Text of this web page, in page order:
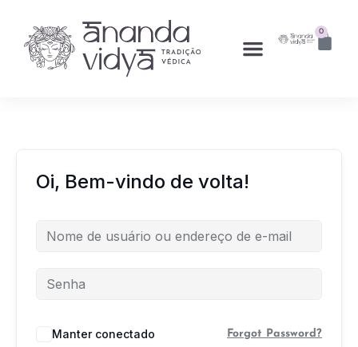
0
Oi, Bem-vindo de volta!
Manter conectado Forgot Password?